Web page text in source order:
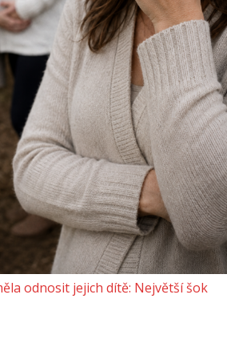
odnosit jejich dítě: Největší šok